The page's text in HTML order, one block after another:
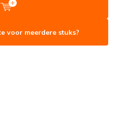
voor meerdere stuks?